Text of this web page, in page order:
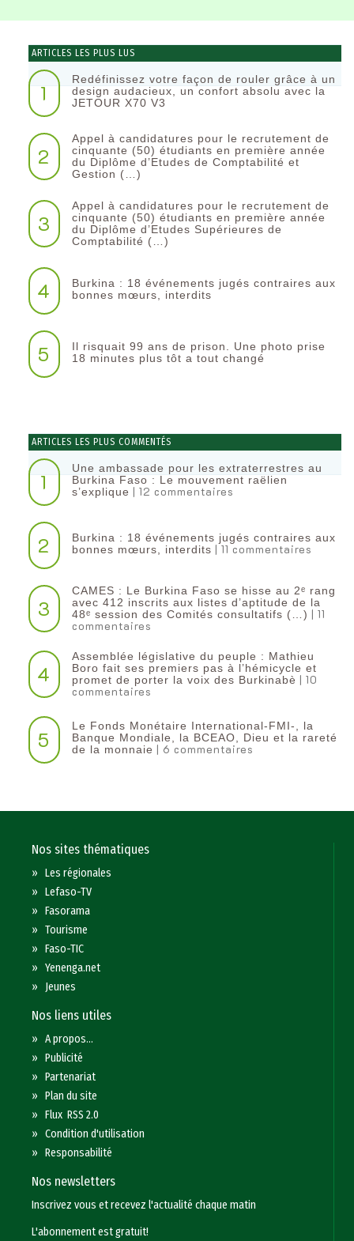
ARTICLES LES PLUS LUS
1
Redéfinissez votre façon de rouler grâce à un
design audacieux, un confort absolu avec la
JETOUR X70 V3
2
Appel à candidatures pour le recrutement de
cinquante (50) étudiants en première année
du Diplôme d’Etudes de Comptabilité et
Gestion (…)
3
Appel à candidatures pour le recrutement de
cinquante (50) étudiants en première année
du Diplôme d’Etudes Supérieures de
Comptabilité (…)
4
Burkina : 18 événements jugés contraires aux
bonnes mœurs, interdits
5
Il risquait 99 ans de prison. Une photo prise
18 minutes plus tôt a tout changé
ARTICLES LES PLUS COMMENTÉS
1
Une ambassade pour les extraterrestres au
Burkina Faso : Le mouvement raëlien
s’explique | 12 commentaires
2
Burkina : 18 événements jugés contraires aux
bonnes mœurs, interdits | 11 commentaires
3
CAMES : Le Burkina Faso se hisse au 2ᵉ rang
avec 412 inscrits aux listes d’aptitude de la
48ᵉ session des Comités consultatifs (…) | 11
commentaires
4
Assemblée législative du peuple : Mathieu
Boro fait ses premiers pas à l’hémicycle et
promet de porter la voix des Burkinabè | 10
commentaires
5
Le Fonds Monétaire International-FMI-, la
Banque Mondiale, la BCEAO, Dieu et la rareté
de la monnaie | 6 commentaires
Nos sites thématiques
»Les régionales
»Lefaso-TV
»Fasorama
»Tourisme
»Faso-TIC
»Yenenga.net
» Jeunes
Nos liens utiles
»A propos...
»Publicité
»Partenariat
»Plan du site
»Flux RSS 2.0
»Condition d'utilisation
»Responsabilité
Nos newsletters
Inscrivez vous et recevez l'actualité chaque matin
L'abonnement est gratuit!